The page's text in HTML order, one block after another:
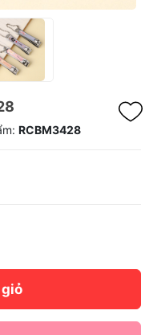
RCBM3428